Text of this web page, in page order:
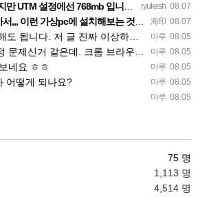
ryukesh 08.07
입니다. 1기가나 그 보다 넘게 설정하면 UTM 에뮬레…
海印 08.07
에 설치해보는 것도 귀찮군요.. ㅎㅎ 날씨도 덥고.....…
마루 08.05
진짜 이상하네요. 옛날꺼 퍼와서 그런거 같은데요.
마루 08.05
같은데. 크롬 브라우저나 파폭으로 해 보세요
마루 08.05
네요 ㅎㅎ
마루 08.05
어떻게 되나요?
마루 08.05
75 명
1,113 명
4,514 명